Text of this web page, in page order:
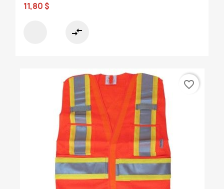
11,80 $
compare_arrows
favorite_border